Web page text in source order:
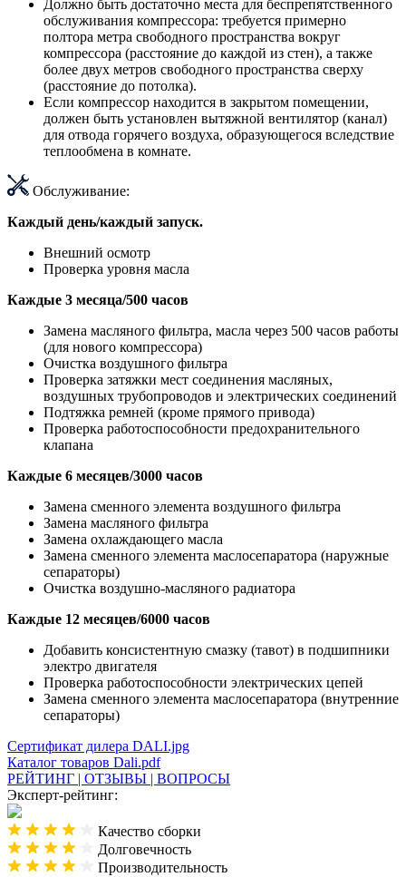
Должно быть достаточно места для беспрепятственного
обслуживания компрессора: требуется примерно
полтора метра свободного пространства вокруг
компрессора (расстояние до каждой из стен), а также
более двух метров свободного пространства сверху
(расстояние до потолка).
Если компрессор находится в закрытом помещении,
должен быть установлен вытяжной вентилятор (канал)
для отвода горячего воздуха, образующегося вследствие
теплообмена в комнате.
Обслуживание:
Каждый день/каждый запуск.
Внешний осмотр
Проверка уровня масла
Каждые 3 месяца/500 часов
Замена масляного фильтра, масла через 500 часов работы
(для нового компрессора)
Очистка воздушного фильтра
Проверка затяжки мест соединения масляных,
воздушных трубопроводов и электрических соединений
Подтяжка ремней (кроме прямого привода)
Проверка работоспособности предохранительного
клапана
Каждые 6 месяцев/3000 часов
Замена сменного элемента воздушного фильтра
Замена масляного фильтра
Замена охлаждающего масла
Замена сменного элемента маслосепаратора (наружные
сепараторы)
Очистка воздушно-масляного радиатора
Каждые 12 месяцев/6000 часов
Добавить консистентную смазку (тавот) в подшипники
электро двигателя
Проверка работоспособности электрических цепей
Замена сменного элемента маслосепаратора (внутренние
сепараторы)
Сертификат дилера DALI.jpg
Каталог товаров Dali.pdf
РЕЙТИНГ | ОТЗЫВЫ | ВОПРОСЫ
Эксперт-рейтинг:
Качество сборки
Долговечность
Производительность